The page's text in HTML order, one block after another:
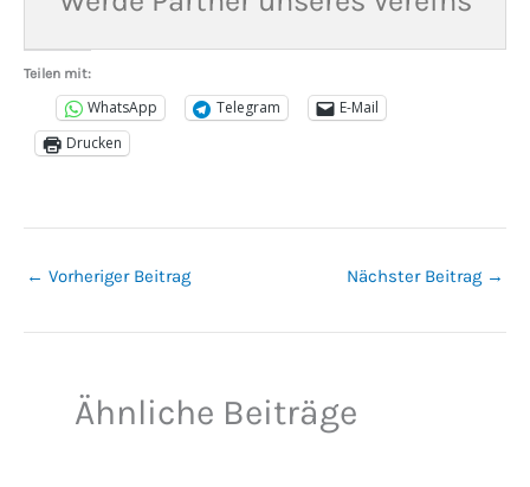
Teilen mit:
WhatsApp Telegram
E-Mail
Drucken
← Vorheriger Beitrag Nächster Beitrag →
Ähnliche Beiträge